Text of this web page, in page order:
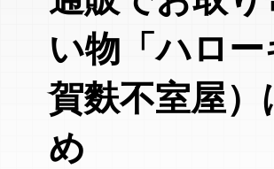
い物「ハロ
賀麩不室屋
め